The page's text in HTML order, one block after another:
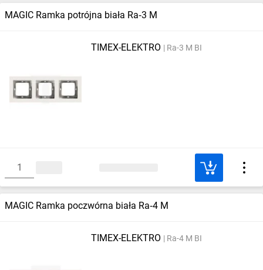
MAGIC Ramka potrójna biała Ra‑3 M
TIMEX-ELEKTRO Ra-3 M BI
MAGIC Ramka poczwórna biała Ra‑4 M
TIMEX-ELEKTRO Ra-4 M BI